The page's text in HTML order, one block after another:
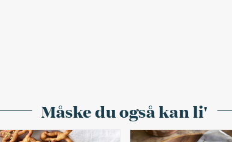
Måske du også kan li'